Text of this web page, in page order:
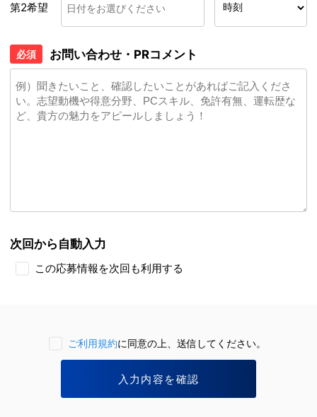
第2希望
必須 お問い合わせ・PRコメント
次回から自動入力
この応募情報を次回も利用する
ご利用規約に同意の上、送信してください。